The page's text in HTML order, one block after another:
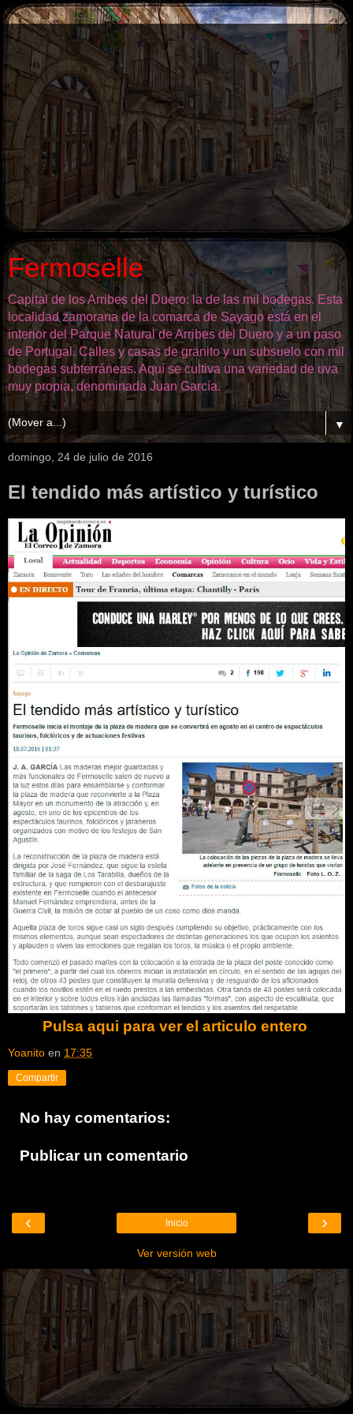
Fermoselle
Capital de los Arribes del Duero: la de las mil bodegas. Esta
localidad zamorana de la comarca de Sayago está en el
interior del Parque Natural de Arribes del Duero y a un paso
de Portugal. Calles y casas de granito y un subsuelo con mil
bodegas subterráneas. Aquí se cultiva una variedad de uva
muy propia, denominada Juan García.
▼
domingo, 24 de julio de 2016
El tendido más artístico y turístico
Pulsa aqui para ver el articulo entero
Yoanito en 17:35
Compartir
No hay comentarios:
Publicar un comentario
‹ ›
Inicio
Ver versión web